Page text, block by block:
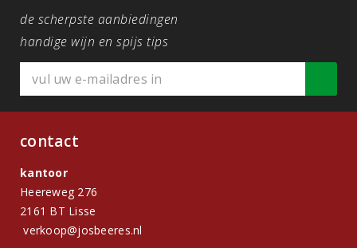
de scherpste aanbiedingen
handige wijn en spijs tips
contact
kantoor
Heereweg 276
2161 BT Lisse
verkoop@josbeeres.nl